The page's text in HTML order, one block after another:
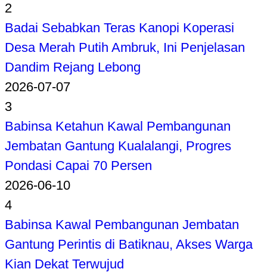
2
Badai Sebabkan Teras Kanopi Koperasi
Desa Merah Putih Ambruk, Ini Penjelasan
Dandim Rejang Lebong
2026-07-07
3
Babinsa Ketahun Kawal Pembangunan
Jembatan Gantung Kualalangi, Progres
Pondasi Capai 70 Persen
2026-06-10
4
Babinsa Kawal Pembangunan Jembatan
Gantung Perintis di Batiknau, Akses Warga
Kian Dekat Terwujud